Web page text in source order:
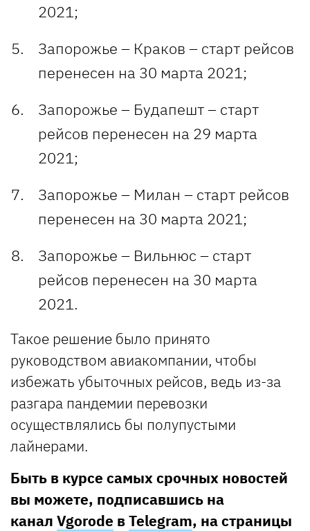
2021;
Запорожье – Краков – старт рейсов
перенесен на 30 марта 2021;
Запорожье – Будапешт – старт
рейсов перенесен на 29 марта
2021;
Запорожье – Милан – старт рейсов
перенесен на 30 марта 2021;
Запорожье – Вильнюс – старт
рейсов перенесен на 30 марта
2021.
Такое решение было принято
руководством авиакомпании, чтобы
избежать убыточных рейсов, ведь из-за
разгара пандемии перевозки
осуществлялись бы полупустыми
лайнерами.
Быть в курсе самых срочных новостей
вы можете, подписавшись на
канал Vgorode вTelegram, на страницы